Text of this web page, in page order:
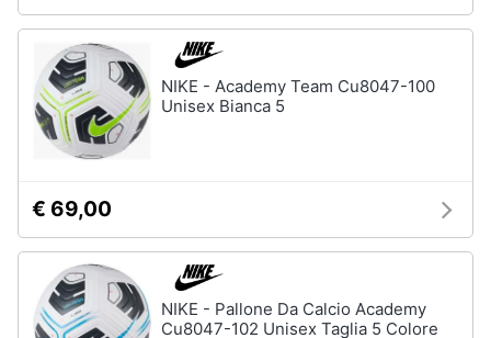
NIKE - Academy Team Cu8047-100
Unisex Bianca 5
€ 69,00
NIKE - Pallone Da Calcio Academy
Cu8047-102 Unisex Taglia 5 Colore